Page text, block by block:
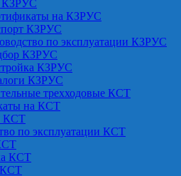
КЗРУС
на КЗРУС
КЗРУС
по эксплуатации КЗРУС
КЗРУС
КЗРУС
КЗРУС
трехходовые КСТ
на КСТ
КСТ
по эксплуатации КСТ
КСТ
КСТ